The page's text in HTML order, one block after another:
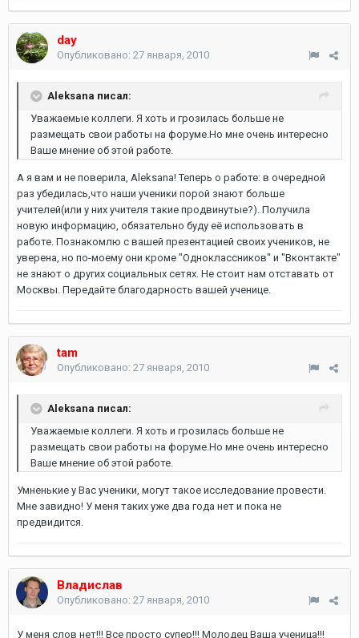
day
Опубликовано: 27 января, 2010
Aleksana писал:
Уважаемые коллеги. Я хоть и грозилась больше не
размещать свои работы на форуме.Но мне очень интересно
Ваше мнение об этой работе.
А я вам и не поверила, Aleksana! Теперь о работе: в очередной
раз убедилась,что наши ученики порой знают больше
учителей(или у них учителя такие продвинутые?). Получила
новую информацию, обязательно буду её использовать в
работе. Познакомлю с вашей презентацией своих учеников, не
уверена, но по-моему они кроме "Одноклассников" и "Вконтакте"
не знают о других социальных сетях. Не стоит нам отставать от
Москвы. Передайте благодарность вашей ученице.
tam
Опубликовано: 27 января, 2010
Aleksana писал:
Уважаемые коллеги. Я хоть и грозилась больше не
размещать свои работы на форуме.Но мне очень интересно
Ваше мнение об этой работе.
Умненькие у Вас ученики, могут такое исследование провести.
Мне завидно! У меня таких уже два года нет и пока не
предвидится.
Владислав
Опубликовано: 27 января, 2010
У меня слов нет!!! Все просто супер!!! Молодец Ваша ученица!!!